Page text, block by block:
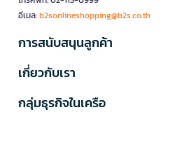
อีเมล:b2sonlineshopping@b2s.co.th
การสนับสนุนลูกค้า
เกี่ยวกับเรา
กลุ่มธุรกิจในเครือ